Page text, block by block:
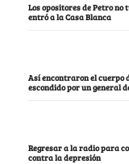
Los opositores de Petro
entró a la Casa Blanca
Así encontraron el cuerpo
escondido por un general
Regresar a la radio para
contra la depresión